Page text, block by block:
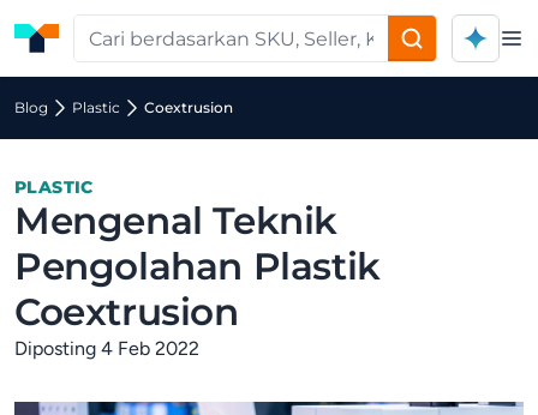
Blog Plastic Coextrusion
PLASTIC
Mengenal Teknik
Pengolahan Plastik
Coextrusion
Diposting 4 Feb 2022